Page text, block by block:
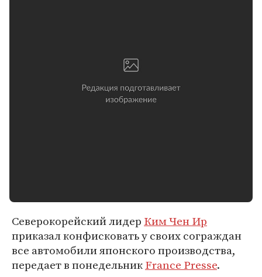
Северокорейский лидер Ким Чен Ир
приказал конфисковать у своих сограждан
все автомобили японского производства,
передает в понедельникFrance Presse.